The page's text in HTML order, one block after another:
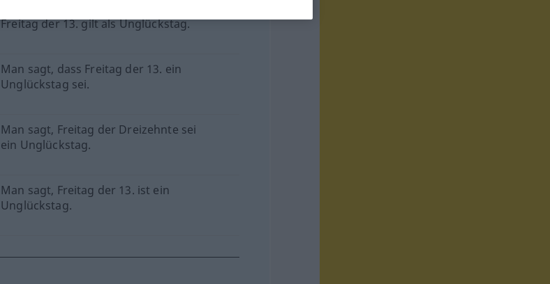
Freitag der 13. gilt als Unglückstag.
Man sagt, dass Freitag der 13. ein
Unglückstag sei.
Man sagt, Freitag der Dreizehnte sei
ein Unglückstag.
Man sagt, Freitag der 13. ist ein
Unglückstag.